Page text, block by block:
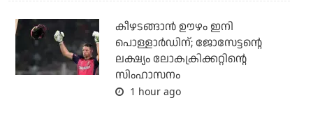
കീഴടങ്ങാന്‍ ഊഴം ഇനി
പൊള്ളാര്‍ഡിന്; ജോസേട്ടന്റെ
ലക്ഷ്യം ലോകക്രിക്കറ്റിന്റെ
സിംഹാസനം
1 hour ago